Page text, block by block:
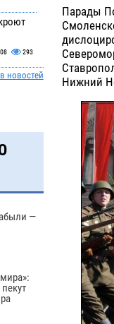
293
за
Орды
новостей
—
Парады
Нижний